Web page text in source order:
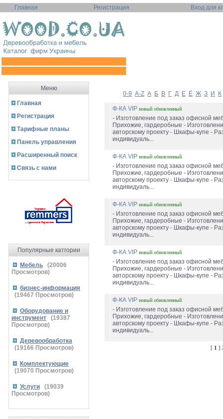
Главная Регистрация Вход для
Меню
Главная
Регистрация
Тарифные планы
Панель управления
Расширенный поиск
Связь с нами
Популярные катгории
Мебель (20006
Просмотров)
бизнес-информация
(19467 Просмотров)
Оборудование и
инструмент
(19387
Просмотров)
Деревообработка
(19166 Просмотров)
Комплектующие
(19070 Просмотров)
Услуги (19039
Просмотров)
0-9 A-Z А Б В Г Д Е Ё Ж З И К
Ф-КА VIP новый обновленный
- Изготовление под заказ офисной
Прихожие, гардеробные -
авторскому проекту - Шкафы-купе -
индивидуаль...
Ф-КА VIP новый обновленный
- Изготовление под заказ офисной
Прихожие, гардеробные -
авторскому проекту - Шкафы-купе -
индивидуаль...
Ф-КА VIP новый обновленный
- Изготовление под заказ офисной
Прихожие, гардеробные -
авторскому проекту - Шкафы-купе -
индивидуаль...
Ф-КА VIP новый обновленный
- Изготовление под заказ офисной
Прихожие, гардеробные -
авторскому проекту - Шкафы-купе -
индивидуаль...
Ф-КА VIP новый обновленный
- Изготовление под заказ офисной
Прихожие, гардеробные -
авторскому проекту - Шкафы-купе -
индивидуаль...
[ 1 ]